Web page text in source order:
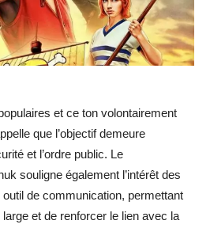
et ce ton volontairement
que l’objectif demeure
et l’ordre public. Le
souligne également l’intérêt des
de communication, permettant
et de renforcer le lien avec la